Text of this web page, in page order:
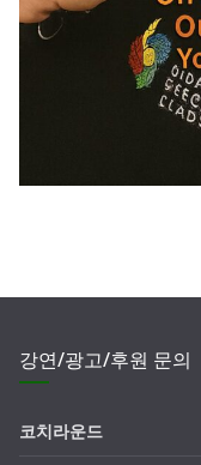
강연/광고/후원 문의
코치라운드